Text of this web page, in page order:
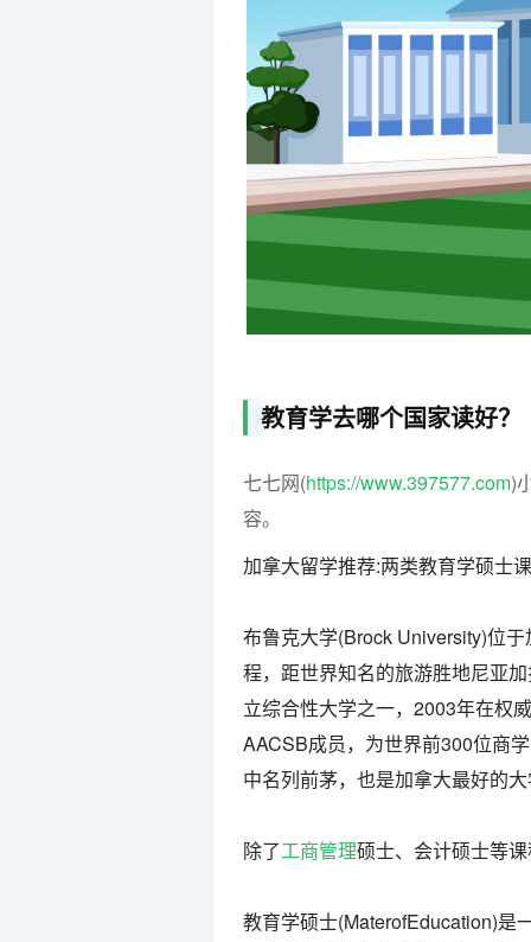
教育学去哪个国家读好？
七七网(https://www.397577.com)
容。
加拿大留学推荐:两类教育学硕士
布鲁克大学(Brock University)位
程，距世界知名的旅游胜地尼亚
立综合性大学之一，2003年在权
AACSB成员，为世界前300位商
中名列前茅，也是加拿大最好的
除了工商管理硕士、会计硕士等
教育学硕士(MaterofEducation)是